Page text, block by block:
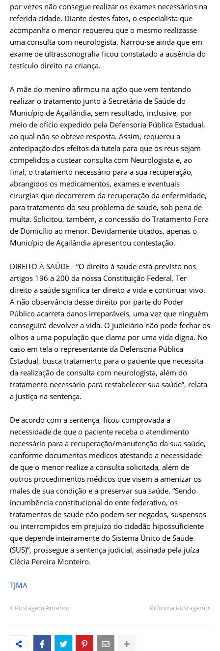
por vezes não consegue realizar os exames necessários na
referida cidade. Diante destes fatos, o especialista que
acompanha o menor requereu que o mesmo realizasse
uma consulta com neurologista. Narrou-se ainda que em
exame de ultrassonografia ficou constatado a ausência do
testículo direito na criança.
A mãe do menino afirmou na ação que vem tentando
realizar o tratamento junto à Secretária de Saúde do
Município de Açailândia, sem resultado, inclusive, por
meio de ofício expedido pela Defensoria Pública Estadual,
ao qual não se obteve resposta. Assim, requereu a
antecipação dos efeitos da tutela para que os réus sejam
compelidos a custear consulta com Neurologista e, ao
final, o tratamento necessário para a sua recuperação,
abrangidos os medicamentos, exames e eventuais
cirurgias que decorrerem da recuperação da enfermidade,
para tratamento do seu problema de saúde, sob pena de
multa. Solicitou, também, a concessão do Tratamento Fora
de Domicílio ao menor. Devidamente citados, apenas o
Município de Açailândia apresentou contestação.
DIREITO À SAÚDE - “O direito à saúde está previsto nos
artigos 196 a 200 da nossa Constituição Federal. Ter
direito a saúde significa ter direito a vida e continuar vivo.
A não observância desse direito por parte do Poder
Público acarreta danos irreparáveis, uma vez que ninguém
conseguirá devolver a vida. O Judiciário não pode fechar os
olhos a uma população que clama por uma vida digna. No
caso em tela o representante da Defensoria Pública
Estadual, busca tratamento para o paciente que necessita
da realização de consulta com neurologista, além do
tratamento necessário para restabelecer sua saúde”, relata
a Justiça na sentença.
De acordo com a sentença, ficou comprovada a
necessidade de que o paciente receba o atendimento
necessário para a recuperação/manutenção da sua saúde,
conforme documentos médicos atestando a necessidade
de que o menor realize a consulta solicitada, além de
outros procedimentos médicos que visem a amenizar os
males de sua condição e a preservar sua saúde. “Sendo
incumbência constitucional do ente federativo, os
tratamentos de saúde não podem ser negados, suspensos
ou interrompidos em prejuízo do cidadão hipossuficiente
que depende inteiramente do Sistema Único de Saúde
(SUS)”, prossegue a sentença judicial, assinada pela juíza
Clécia Pereira Monteiro.
TJMA
Postagem Anterior Próxima Postagem